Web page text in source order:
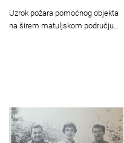
Uzrok požara pomoćnog objekta
na širem matuljskom području…